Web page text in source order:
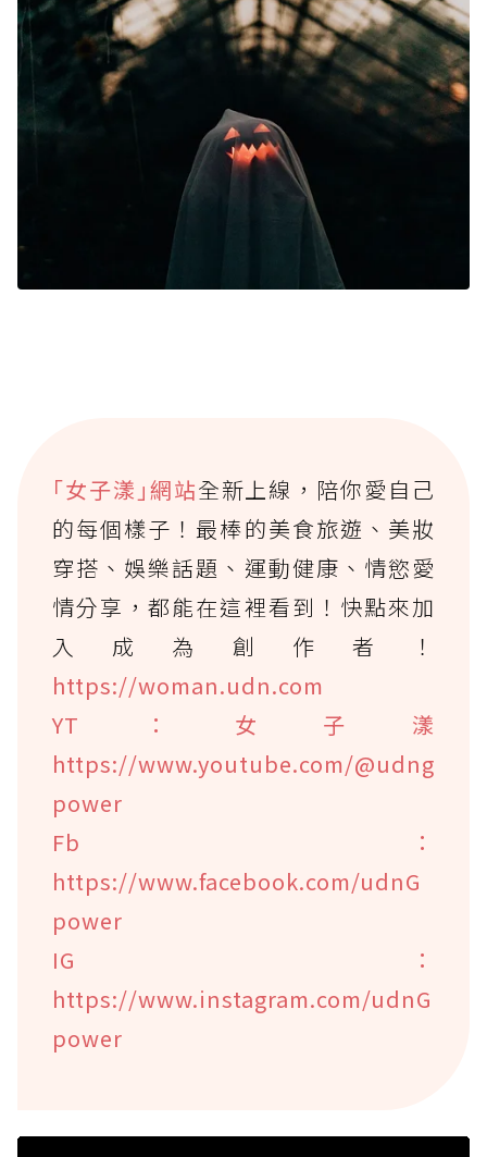
｢女子漾｣網站全新上線，陪你愛自己
的每個樣子！最棒的美食旅遊、美妝
穿搭、娛樂話題、運動健康、情慾愛
情分享，都能在這裡看到！快點來加
入成為創作者！
https://woman.udn.com
YT：女子漾
https://www.youtube.com/@udng
power
Fb：
https://www.facebook.com/udnG
power
IG：
https://www.instagram.com/udnG
power